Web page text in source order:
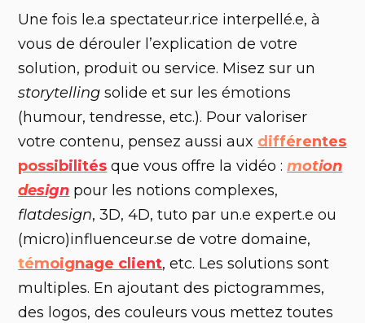
Une fois le.a spectateur.rice interpellé.e, à
vous de dérouler l’explication de votre
solution, produit ou service. Misez sur un
storytellingsolide et sur les émotions
(humour, tendresse, etc.). Pour valoriser
votre contenu, pensez aussi aux différentes
possibilités que vous offre la vidéo :motion
design pour les notions complexes,
flatdesign, 3D, 4D, tuto par un.e expert.e ou
(micro)influenceur.se de votre domaine,
témoignage client, etc. Les solutions sont
multiples. En ajoutant des pictogrammes,
des logos, des couleurs vous mettez toutes